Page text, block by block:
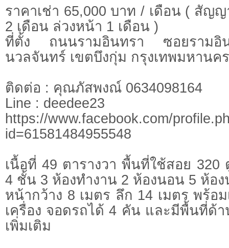
ราคาเช่า 65,000 บาท / เดือน ( สัญ
2 เดือน ล่วงหน้า 1 เดือน )
ที่ตั้ง ถนนรามอินทรา ซอยราม
นวลจันทร์ เขตบึงกุ่ม กรุงเทพมหานค
ติดต่อ : คุณภัสพงณ์ 0634098164
Line : deedee23
https://www.facebook.com/
id=61581484955548
เนื้อที่ 49 ตารางวา พื้นที่ใช้สอย 320
4 ชั้น 3 ห้องทำงาน 2 ห้องนอน 5 ห้อง
หน้ากว้าง 8 เมตร ลึก 14 เมตร พร้อ
เครื่อง จอดรถได้ 4 คัน และมีพื้นที่ด้
เพิ่มเติม